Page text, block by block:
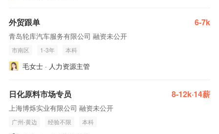
外贸跟单 6-7k
青岛轮库汽车服务有限公司 融资未公开
市南区 1-3年 本科
毛女士 · 人力资源主管
日化原料市场专员 8-12k·14薪
上海博烁实业有限公司 融资未公开
广州-黄边 经验不限 本科